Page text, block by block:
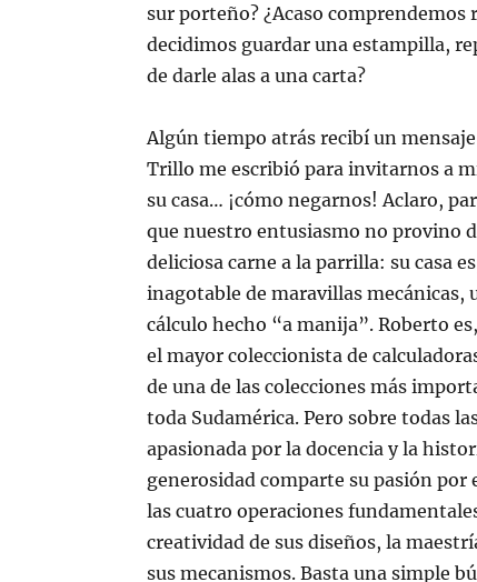
sur porteño? ¿Acaso
decidimos guardar una estampilla,
de darle alas a una carta?
Algún tiempo atrás recibí un
Trillo me escribió para invitarnos a
su casa… ¡cómo negarnos! Aclaro,
que nuestro entusiasmo no provino
deliciosa carne a la parrilla: su casa
inagotable de maravillas
cálculo hecho “a manija”. Roberto
el mayor coleccionista de
de una de las colecciones más
toda Sudamérica. Pero sobre todas
apasionada por la docencia y la
generosidad comparte su pasión
las cuatro operaciones
creatividad de sus diseños, la
sus mecanismos. Basta una simple